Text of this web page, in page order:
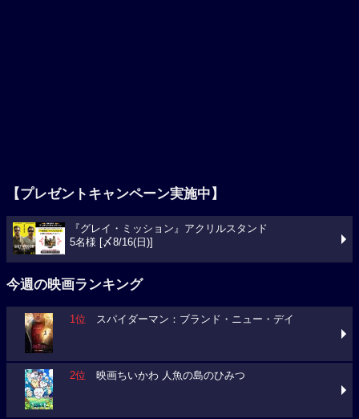
【プレゼントキャンペーン実施中】
『グレイ・ミッション』アクリルスタンド
5名様 [〆8/16(日)]
今週の映画ランキング
1位 スパイダーマン：ブランド・ニュー・デイ
2位 映画ちいかわ 人魚の島のひみつ